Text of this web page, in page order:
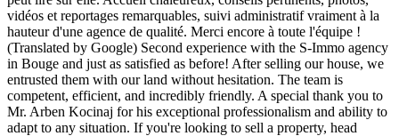
vidéos et reportages remarquables, suivi administratif vraiment à la
hauteur d'une agence de qualité. Merci encore à toute l'équipe !
(Translated by Google) Second experience with the S-Immo agency
in Bouge and just as satisfied as before! After selling our house, we
entrusted them with our land without hesitation. The team is
competent, efficient, and incredibly friendly. A special thank you to
Mr. Arben Kocinaj for his exceptional professionalism and ability to
adapt to any situation. If you're looking to sell a property, head